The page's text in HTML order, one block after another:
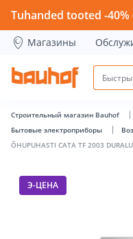
ÕHUPUHASTI CATA TF
Tuhanded tooted -40%
Магазины
Строительный магазин Bauhof
Бытовые электроприборы
ÕHUPUHASTI CATA TF 2003
Э-ЦЕНА